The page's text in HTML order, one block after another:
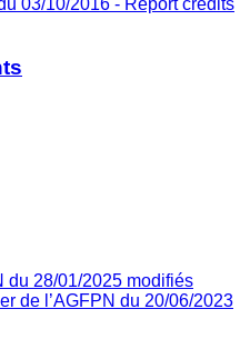
du 28/01/2025 modifiés
de l’AGFPN du 20/06/2023